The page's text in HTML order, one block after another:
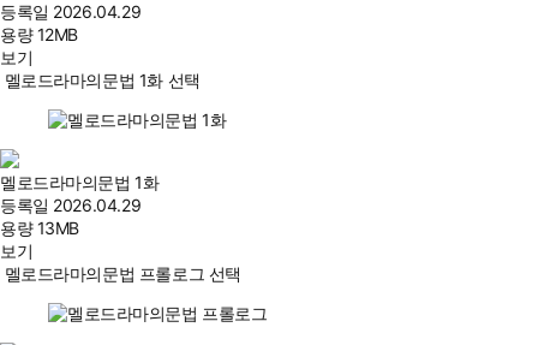
등록일 2026.04.29
용량12MB
보기
멜로드라마의문법 1화 선택
멜로드라마의문법 1화
등록일 2026.04.29
용량13MB
보기
멜로드라마의문법 프롤로그 선택